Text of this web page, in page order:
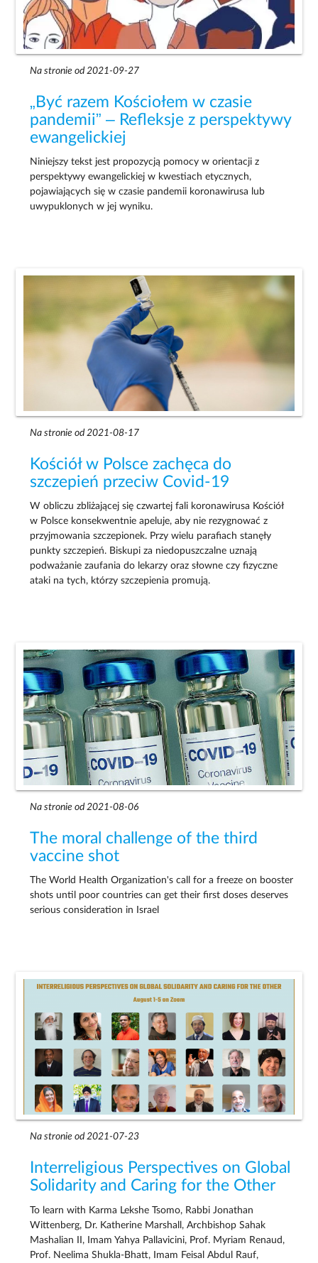
Na stronie od 2021-09-27
„Być razem Kościołem w czasie
pandemii” – Refleksje z perspektywy
ewangelickiej
Niniejszy tekst jest propozycją pomocy w orientacji z
perspektywy ewangelickiej w kwestiach etycznych,
pojawiających się w czasie pandemii koronawirusa lub
uwypuklonych w jej wyniku.
Na stronie od 2021-08-17
Kościół w Polsce zachęca do
szczepień przeciw Covid-19
W obliczu zbliżającej się czwartej fali koronawirusa Kościół
w Polsce konsekwentnie apeluje, aby nie rezygnować z
przyjmowania szczepionek. Przy wielu parafiach stanęły
punkty szczepień. Biskupi za niedopuszczalne uznają
podważanie zaufania do lekarzy oraz słowne czy fizyczne
ataki na tych, którzy szczepienia promują.
Na stronie od 2021-08-06
The moral challenge of the third
vaccine shot
The World Health Organization's call for a freeze on booster
shots until poor countries can get their first doses deserves
serious consideration in Israel
Na stronie od 2021-07-23
Interreligious Perspectives on Global
Solidarity and Caring for the Other
To learn with Karma Lekshe Tsomo, Rabbi Jonathan
Wittenberg, Dr. Katherine Marshall, Archbishop Sahak
Mashalian II, Imam Yahya Pallavicini, Prof. Myriam Renaud,
Prof. Neelima Shukla-Bhatt, Imam Feisal Abdul Rauf,